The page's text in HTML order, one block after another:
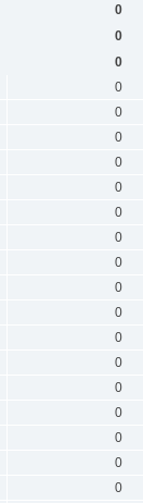
0
0
0
0
0
0
0
0
0
0
0
0
0
0
0
0
0
0
0
0